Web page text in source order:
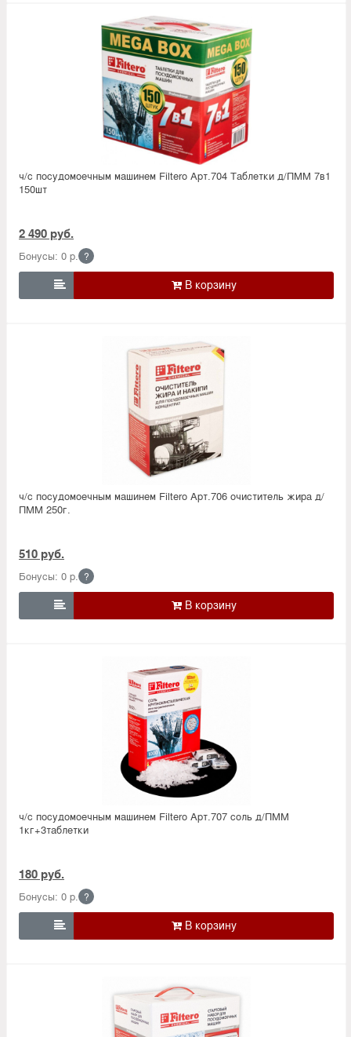
ч/с посудомоечным машинем Filtero Арт.704 Таблетки д/ПММ 7в1
150шт
2 490 руб.
Бонусы: 0 р. ?

ч/с посудомоечным машинем Filtero Арт.706 очиститель жира д/
ПММ 250г.
510 руб.
Бонусы: 0 р. ?

ч/с посудомоечным машинем Filtero Арт.707 соль д/ПММ
1кг+3таблетки
180 руб.
Бонусы: 0 р. ?
